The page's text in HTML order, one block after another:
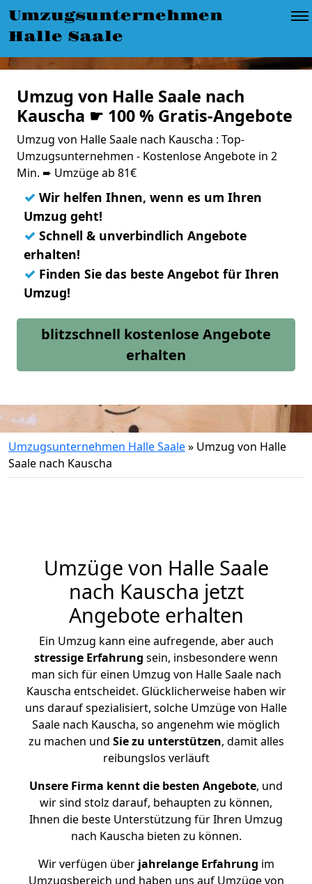
Umzugsunternehmen
Halle Saale
Umzug von Halle Saale nach
Kauscha ☛ 100 % Gratis-Angebote
Umzug von Halle Saale nach Kauscha : Top-
Umzugsunternehmen - Kostenlose Angebote in 2
Min. ➨ Umzüge ab 81€
✓ Wir helfen Ihnen, wenn es um Ihren
Umzug geht!
✓ Schnell & unverbindlich Angebote
erhalten!
✓ Finden Sie das beste Angebot für Ihren
Umzug!
blitzschnell kostenlose Angebote
erhalten
Umzugsunternehmen Halle Saale» Umzug von Halle
Saale nach Kauscha
Umzüge von Halle Saale
nach Kauscha jetzt
Angebote erhalten
Ein Umzug kann eine aufregende, aber auch
stressige Erfahrung sein, insbesondere wenn
man sich für einen Umzug von Halle Saale nach
Kauscha entscheidet. Glücklicherweise haben wir
uns darauf spezialisiert, solche Umzüge von Halle
Saale nach Kauscha, so angenehm wie möglich
zu machen und Sie zu unterstützen, damit alles
reibungslos verläuft
Unsere Firma kennt die besten Angebote, und
wir sind stolz darauf, behaupten zu können,
Ihnen die beste Unterstützung für Ihren Umzug
nach Kauscha bieten zu können.
Wir verfügen überjahrelange Erfahrung im
Umzugsbereich und haben uns auf Umzüge von